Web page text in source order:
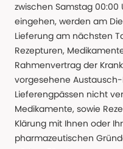
zwischen Samstag 00:00
eingehen, werden am
Lieferung am nächsten
Rezepturen,
Rahmenvertrag der
vorgesehene
Lieferengpässen nicht
Medikamente, sowie
Klärung mit Ihnen oder
pharmazeutischen